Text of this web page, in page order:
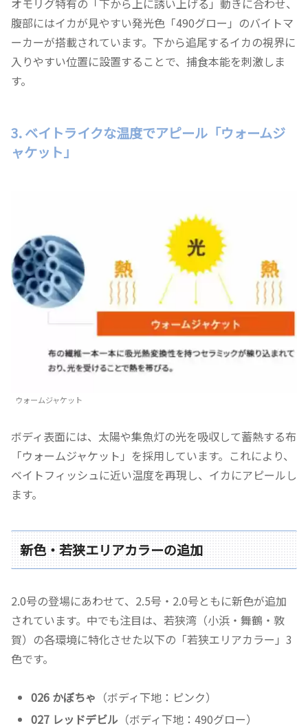
オモリグ特有の「下から上に誘い上げる」動きに合わせ、
腹部にはイカが見やすい発光色「490グロー」のバイトマ
ーカーが搭載されています。下から追尾するイカの視界に
入りやすい位置に設置することで、捕食本能を刺激しま
す。
3. ベイトライクな温度でアピール「ウォームジ
ャケット」
ウォームジャケット
ボディ表面には、太陽や集魚灯の光を吸収して蓄熱する布
「ウォームジャケット」を採用しています。これにより、
ベイトフィッシュに近い温度を再現し、イカにアピールし
ます。
新色・若狭エリアカラーの追加
2.0号の登場にあわせて、2.5号・2.0号ともに新色が追加
されています。中でも注目は、若狭湾（小浜・舞鶴・敦
賀）の各環境に特化させた以下の「若狭エリアカラー」3
色です。
026 かぼちゃ （ボディ下地：ピンク）
027 レッドデビル （ボディ下地：490グロー）